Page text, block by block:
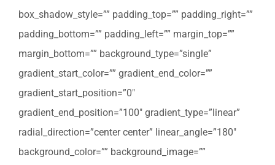
box_shadow_style=”” padding_top=”” padding_right=””
padding_bottom=”” padding_left=”” margin_top=””
margin_bottom=”” background_type=”single”
gradient_start_color=”” gradient_end_color=””
gradient_start_position=”0″
gradient_end_position=”100″ gradient_type=”linear”
radial_direction=”center center” linear_angle=”180″
background_color=”” background_image=””